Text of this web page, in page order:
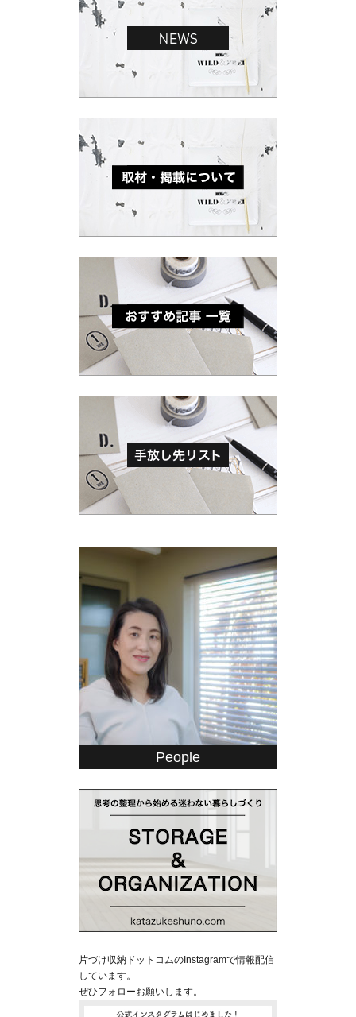
People
片づけ収納ドットコムのInstagramで情報配信
しています。
ぜひフォローお願いします。